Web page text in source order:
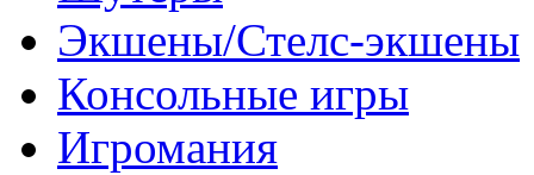
Экшены/Стелс-экшены
Консольные игры
Игромания